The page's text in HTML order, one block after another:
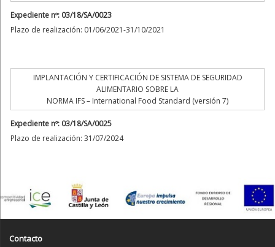
Expediente nº: 03/18/SA/0023
Plazo de realización: 01/06/2021-31/10/2021
IMPLANTACIÓN Y CERTIFICACIÓN DE SISTEMA DE SEGURIDAD
ALIMENTARIO SOBRE LA
NORMA IFS – International Food Standard (versión 7)
Expediente nº: 03/18/SA/0025
Plazo de realización: 31/07/2024
Contacto